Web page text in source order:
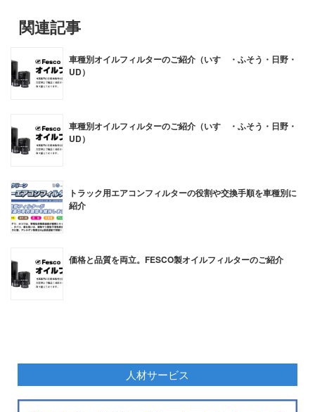
関連記事
車種別オイルフィルターのご紹介（いすゞ・ふそう・日野・
UD）
車種別オイルフィルターのご紹介（いすゞ・ふそう・日野・
UD）
トラック用エアコンフィルターの役割や交換手順を車種別に
紹介
価格と品質を両立。FESCO製オイルフィルターのご紹介
人材サービス